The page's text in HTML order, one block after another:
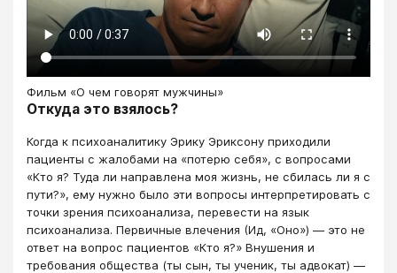
Фильм «О чем говорят мужчины»
Откуда это взялось?
Когда к психоаналитику Эрику Эриксону приходили
пациенты с жалобами на «потерю себя», с вопросами
«Кто я? Туда ли направлена моя жизнь, не сбилась ли я с
пути?», ему нужно было эти вопросы интерпретировать с
точки зрения психоанализа, перевести на язык
психоанализа. Первичные влечения (Ид, «Оно») — это не
ответ на вопрос пациентов «Кто я?» Внушения и
требования общества (ты сын, ты ученик, ты адвокат) —